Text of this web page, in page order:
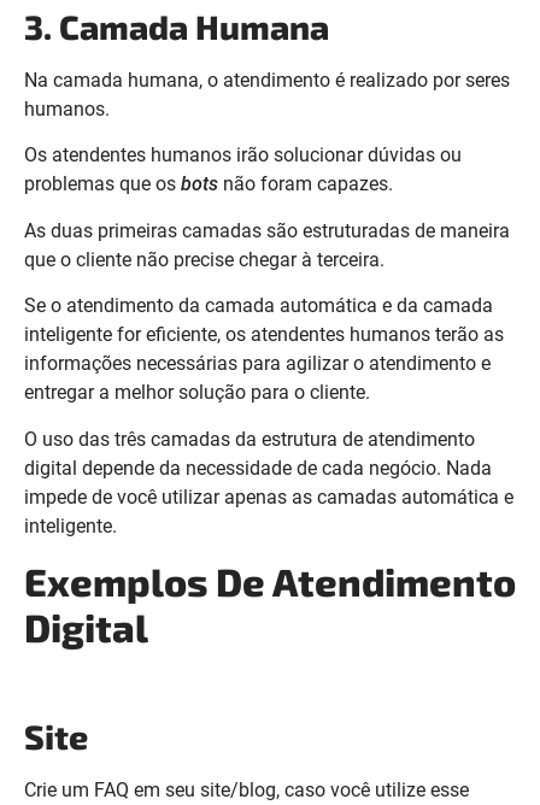
3. Camada Humana
Na camada humana, o atendimento é realizado por seres
humanos.
Os atendentes humanos irão solucionar dúvidas ou
problemas que os bots não foram capazes.
As duas primeiras camadas são estruturadas de maneira
que o cliente não precise chegar à terceira.
Se o atendimento da camada automática e da camada
inteligente for eficiente, os atendentes humanos terão as
informações necessárias para agilizar o atendimento e
entregar a melhor solução para o cliente.
O uso das três camadas da estrutura de atendimento
digital depende da necessidade de cada negócio. Nada
impede de você utilizar apenas as camadas automática e
inteligente.
Exemplos De Atendimento
Digital
Site
Crie um FAQ em seu site/blog, caso você utilize esse